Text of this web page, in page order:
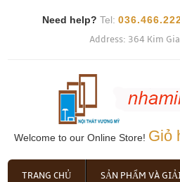
Need help? Tel:
Address: 364 Kim
Welcome to our Online Store! Giỏ
TRANG CHỦ SẢN PHẨM VÀ